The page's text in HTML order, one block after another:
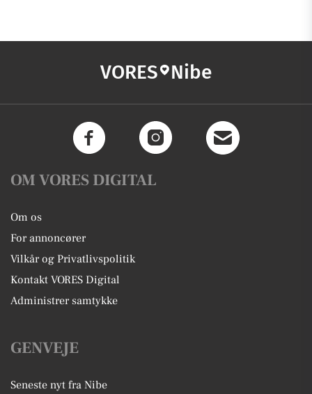
VORES Nibe
OM VORES DIGITAL
Om os
For annoncører
Vilkår og Privatlivspolitik
Kontakt VORES Digital
Administrer samtykke
GENVEJE
Seneste nyt fra Nibe